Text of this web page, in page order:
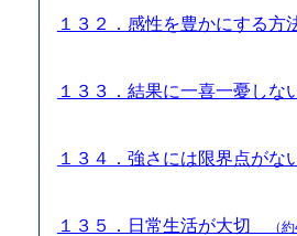
１３２．感性を豊かにする方
１３３．結果に一喜一憂しな
１３４．強さには限界点がな
１３５．日常生活が大切 （